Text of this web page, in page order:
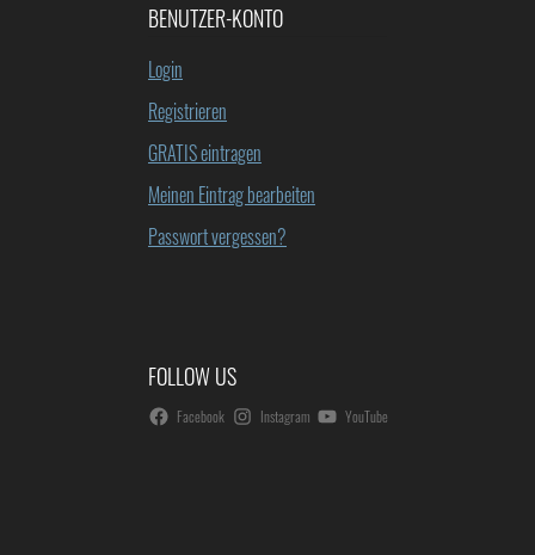
BENUTZER-KONTO
Login
Registrieren
GRATIS eintragen
Meinen Eintrag bearbeiten
Passwort vergessen?
FOLLOW US
Facebook Instagram YouTube